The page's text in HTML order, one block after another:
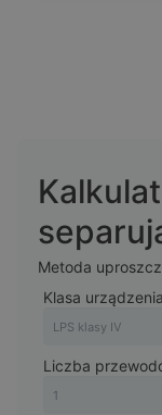
Metoda
Klasa
Liczba